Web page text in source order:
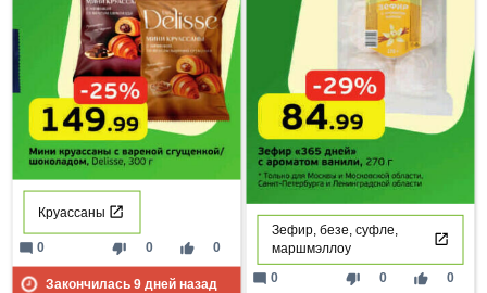
Зефир, безе, суфле,
маршмэллоу
thumb_down 0 thumb_up 0
mode_comment 0
Круассаны
thumb_down 0 thumb_up 0
mode_comment 0
Закончилась 9дней назад